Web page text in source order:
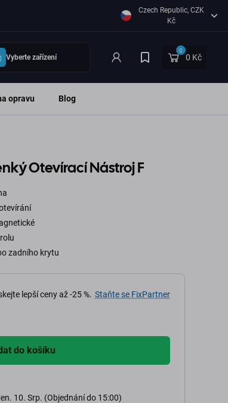
Czech Republic, CZK
Kč
Vyberte zařízení
0
0 Kč
opravu Blog
Otevírací Nástroj F
zadního krytu
lepší ceny až -25 %. Staňte se FixPartner
do košíku
10. Srp. (Objednání do 15:00)